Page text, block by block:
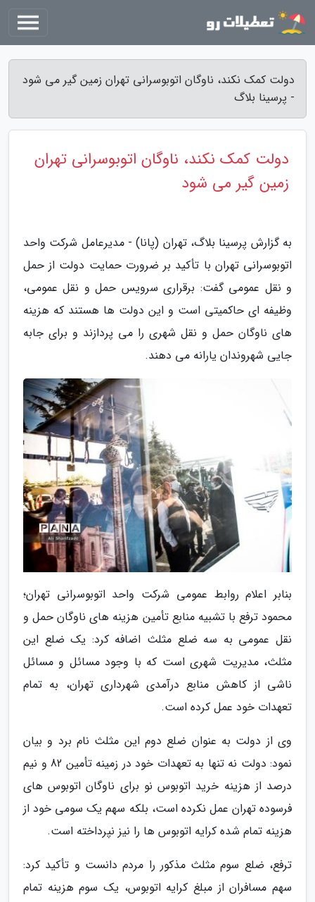
دولت کمک نکند، ناوگان اتوبوسرانی تهران زمین گیر می شود
- پرسینا بلاگ
دولت کمک نکند، ناوگان اتوبوسرانی تهران
زمین گیر می شود
به گزارش پرسینا بلاگ، تهران (پانا) - مدیرعامل شرکت واحد
اتوبوسرانی تهران با تأکید بر ضرورت حمایت دولت از حمل
و نقل عمومی گفت: برقراری سرویس حمل و نقل عمومی،
وظیفه ای حاکمیتی است و این دولت ها هستند که هزینه
های ناوگان حمل و نقل شهری را می پردازند و برای جابه
جایی شهروندان یارانه می دهند.
بنابر اعلام روابط عمومی شرکت واحد اتوبوسرانی تهران؛
محمود ترفع با تشبیه منابع تأمین هزینه های ناوگان حمل و
نقل عمومی به سه ضلع مثلث اضافه کرد: یک ضلع این
مثلث، مدیریت شهری است که با وجود مسائل و مسائل
ناشی از کاهش منابع درآمدی شهرداری تهران، به تمام
تعهدات خود عمل کرده است.
وی از دولت به عنوان ضلع دوم این مثلث نام برد و بیان
نمود: دولت نه تنها به تعهدات خود در زمینه تأمین 82 و نیم
درصد از هزینه خرید اتوبوس نو برای ناوگان اتوبوس های
فرسوده تهران عمل نکرده است، بلکه سهم یک سومی خود از
هزینه تمام شده کرایه اتوبوس ها را نیز نپرداخته است.
ترفع، ضلع سوم مثلث مذکور را مردم دانست و تأکید کرد:
سهم مسافران از مبلغ کرایه اتوبوس، یک سوم هزینه تمام